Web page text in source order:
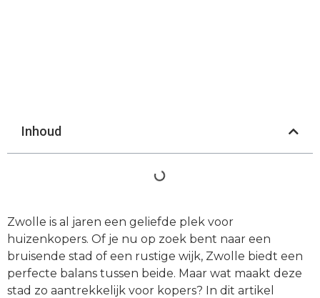
Inhoud
Zwolle is al jaren een geliefde plek voor
huizenkopers. Of je nu op zoek bent naar een
bruisende stad of een rustige wijk, Zwolle biedt een
perfecte balans tussen beide. Maar wat maakt deze
stad zo aantrekkelijk voor kopers? In dit artikel